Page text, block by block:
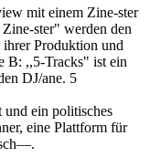
mit einem Zine-ster
ster" werden den
ihrer Produktion und
B: ,,5-Tracks" ist ein
DJ/ane. 5
und ein politisches
eine Plattform für